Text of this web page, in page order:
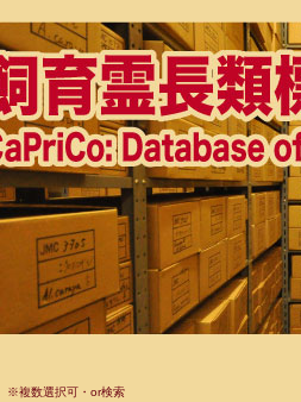
※複数選択可・or検索